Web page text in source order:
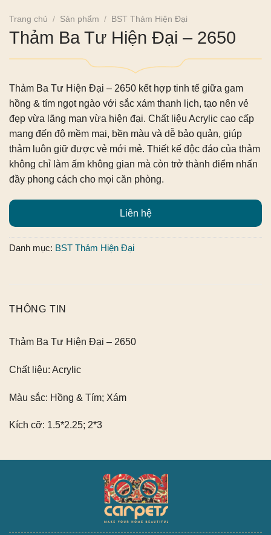
Trang chủ / Sản phẩm / BST Thảm Hiện Đại
Thảm Ba Tư Hiện Đại – 2650
Thảm Ba Tư Hiện Đại – 2650 kết hợp tinh tế giữa gam
hồng & tím ngọt ngào với sắc xám thanh lịch, tạo nên vẻ
đẹp vừa lãng mạn vừa hiện đại. Chất liệu Acrylic cao cấp
mang đến độ mềm mại, bền màu và dễ bảo quản, giúp
thảm luôn giữ được vẻ mới mẻ. Thiết kế độc đáo của thảm
không chỉ làm ấm không gian mà còn trở thành điểm nhấn
đầy phong cách cho mọi căn phòng.
Liên hệ
Danh mục: BST Thảm Hiện Đại
THÔNG TIN
Thảm Ba Tư Hiện Đại – 2650
Chất liệu: Acrylic
Màu sắc: Hồng & Tím; Xám
Kích cỡ: 1.5*2.25; 2*3